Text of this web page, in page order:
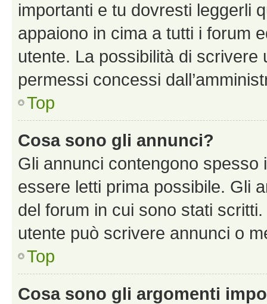
importanti e tu dovresti leggerli
appaiono in cima a tutti i forum
utente. La possibilità di
permessi concessi
Top
Cosa sono gli annunci?
Gli annunci contengono
essere letti prima possibile. Gli
del forum in cui sono stati
utente può scrivere annunci o
Top
Cosa sono gli argomenti